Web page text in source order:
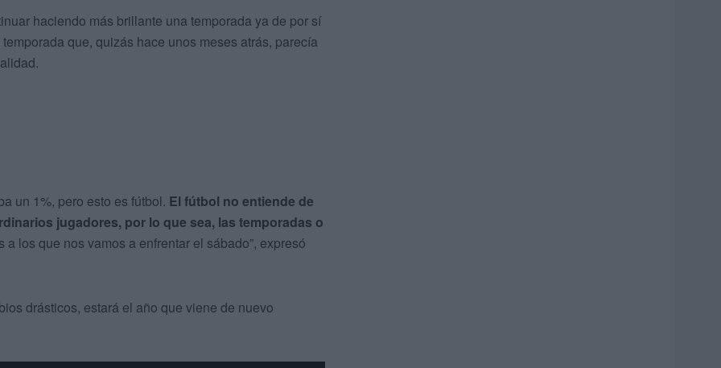
haciendo más brillante una temporada ya de por sí
que, quizás hace unos meses atrás, parecía
un 1%, pero esto es fútbol. El fútbol no entiende de
jugadores, por lo que sea, las temporadas o
los que nos vamos a enfrentar el sábado”, expresó
drásticos, estará el año que viene de nuevo